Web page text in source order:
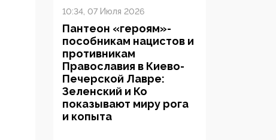
10:34, 07 Июля 2026
Пантеон «героям»-
пособникам нацистов и
противникам
Православия в Киево-
Печерской Лавре:
Зеленский и Ко
показывают миру рога
и копыта